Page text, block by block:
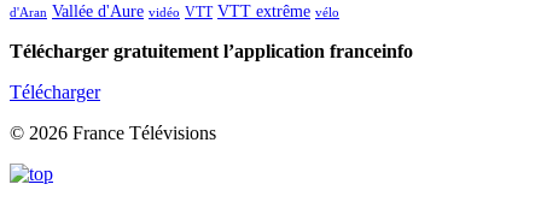
d'Aran Vallée d'Aure vidéo VTT VTT extrême vélo
Télécharger gratuitement l’application franceinfo
Télécharger
© 2026 France Télévisions